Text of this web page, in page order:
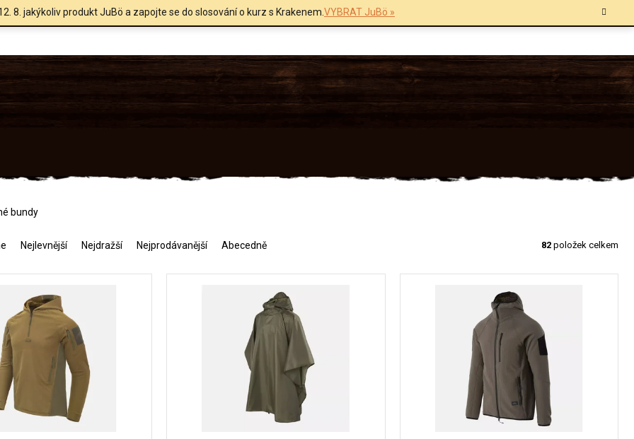
8. jakýkoliv produkt JuBö a zapojte se do slosování o kurz s Krakenem.VYBRAT JuBö »
bundy
Nejlevnější Nejdražší Nejprodávanější Abecedně 82 položek celkem